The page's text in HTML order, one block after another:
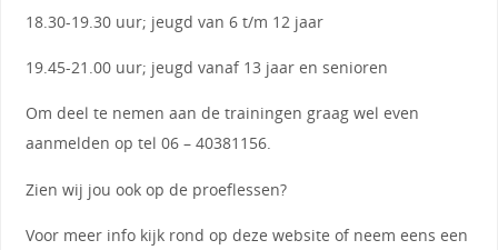
18.30-19.30 uur; jeugd van 6 t/m 12 jaar
19.45-21.00 uur; jeugd vanaf 13 jaar en senioren
Om deel te nemen aan de trainingen graag wel even
aanmelden op tel 06 – 40381156.
Zien wij jou ook op de proeflessen?
Voor meer info kijk rond op deze website of neem eens een